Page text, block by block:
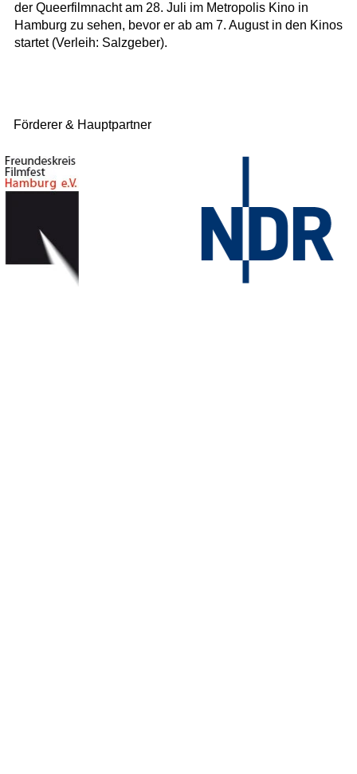
der Queerfilmnacht am 28. Juli im Metropolis Kino in
Hamburg zu sehen, bevor er ab am 7. August in den Kinos
startet (Verleih: Salzgeber).
Förderer & Hauptpartner